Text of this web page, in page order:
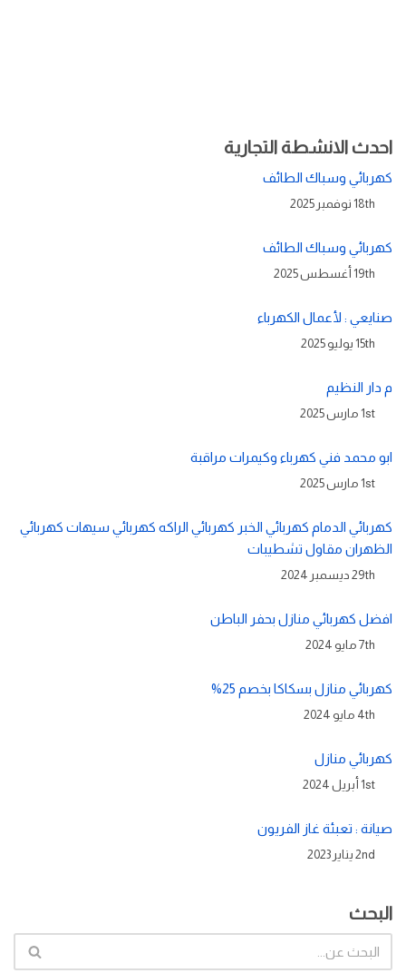
احدث الانشطة التجارية
كهربائي وسباك الطائف
18th نوفمبر 2025
كهربائي وسباك الطائف
19th أغسطس 2025
صنايعي : لأعمال الكهرباء
15th يوليو 2025
م دار النظيم
1st مارس 2025
ابو محمد فني كهرباء وكيمرات مراقبة
1st مارس 2025
كهربائي الدمام كهربائي الخبر كهربائي الراكه كهربائي سيهات كهربائي
الظهران مقاول تشطيبات
29th ديسمبر 2024
افضل كهربائي منازل بحفر الباطن
7th مايو 2024
كهربائي منازل بسكاكا بخصم 25%
4th مايو 2024
كهربائي منازل
1st أبريل 2024
صيانة : تعبئة غاز الفريون
2nd يناير 2023
البحث